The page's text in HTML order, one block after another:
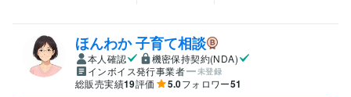
ほんわか 子育て相談
本人確認
機密保持契約(NDA)
インボイス発行事業者
未登録
総販売実績19評価 5.0フォロワー51